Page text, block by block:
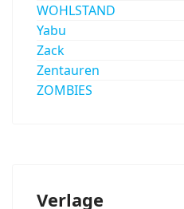
WOHLSTAND
Yabu
Zack
Zentauren
ZOMBIES
Verlage